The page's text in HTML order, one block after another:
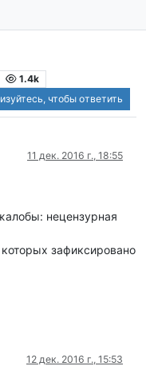
1.4k
чтобы ответить
11 дек. 2016 г., 18:55
нецензурная
зафиксировано
12 дек. 2016 г., 15:53